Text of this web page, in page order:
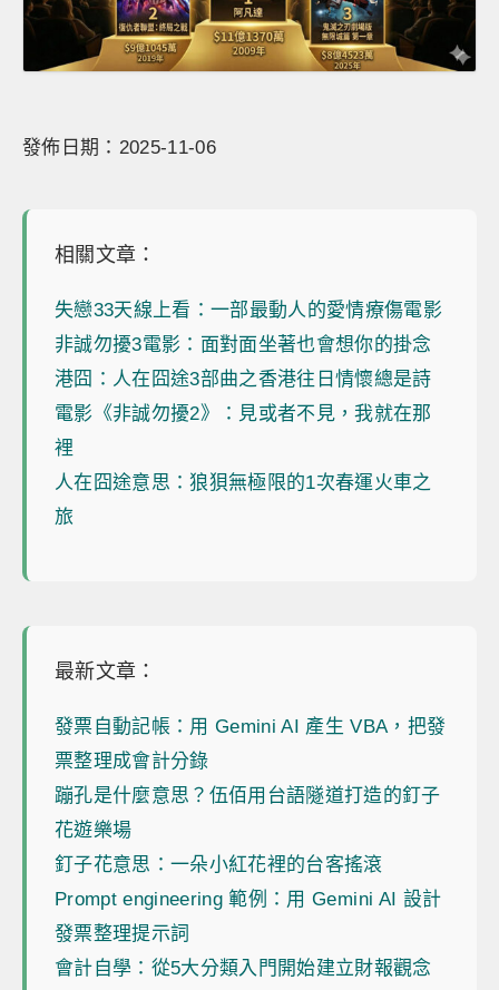
發佈日期：2025-11-06
相關文章：
失戀33天線上看：一部最動人的愛情療傷電影
非誠勿擾3電影：面對面坐著也會想你的掛念
港囧：人在囧途3部曲之香港往日情懷總是詩
電影《非誠勿擾2》：見或者不見，我就在那
裡
人在囧途意思：狼狽無極限的1次春運火車之
旅
最新文章：
發票自動記帳：用 Gemini AI 產生 VBA，把發
票整理成會計分錄
蹦孔是什麼意思？伍佰用台語隧道打造的釘子
花遊樂場
釘子花意思：一朵小紅花裡的台客搖滾
Prompt engineering 範例：用 Gemini AI 設計
發票整理提示詞
會計自學：從5大分類入門開始建立財報觀念